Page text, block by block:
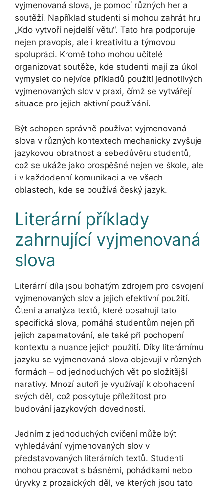
vyjmenovaná slova, je pomocí různých her a
soutěží. Například studenti si mohou zahrát hru
„Kdo vytvoří nejdelší větu“. Tato hra podporuje
nejen pravopis, ale i kreativitu a týmovou
spolupráci. Kromě toho mohou učitelé
organizovat soutěže, kde studenti mají za úkol
vymyslet co nejvíce příkladů použití jednotlivých
vyjmenovaných slov v praxi, čímž se vytvářejí
situace pro jejich aktivní používání.
Být schopen správně používat vyjmenovaná
slova v různých kontextech mechanicky zvyšuje
jazykovou obratnost a sebedůvěru studentů,
což se ukáže jako prospěšné nejen ve škole, ale
i v každodenní komunikaci a ve všech
oblastech, kde se používá český jazyk.
Literární příklady
zahrnující vyjmenovaná
slova
Literární díla jsou bohatým zdrojem pro osvojení
vyjmenovaných slov a jejich efektivní použití.
Čtení a analýza textů, které obsahují tato
specifická slova, pomáhá studentům nejen při
jejich zapamatování, ale také při pochopení
kontextu a nuance jejich použití. Díky literárnímu
jazyku se vyjmenovaná slova objevují v různých
formách – od jednoduchých vět po složitější
narativy. Mnozí autoři je využívají k obohacení
svých děl, což poskytuje příležitost pro
budování jazykových dovedností.
Jedním z jednoduchých cvičení může být
vyhledávání vyjmenovaných slov v
představovaných literárních textů. Studenti
mohou pracovat s básněmi, pohádkami nebo
úryvky z prozaických děl, ve kterých jsou tato